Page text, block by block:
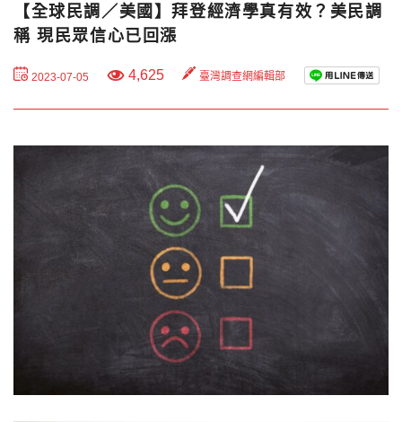
【全球民調／美國】拜登經濟學真有效？美民調
稱 現民眾信心已回漲
2023-07-05 4,625 臺灣調查網編輯部